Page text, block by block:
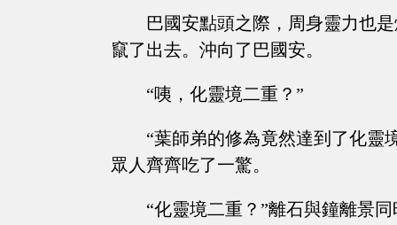
巴國安點頭之際，周身靈力也
竄了出去。沖向了巴國安。
“咦，化靈境二重？”
“葉師弟的修為竟然達到了化靈
眾人齊齊吃了一驚。
“化靈境二重？”離石與鐘離景